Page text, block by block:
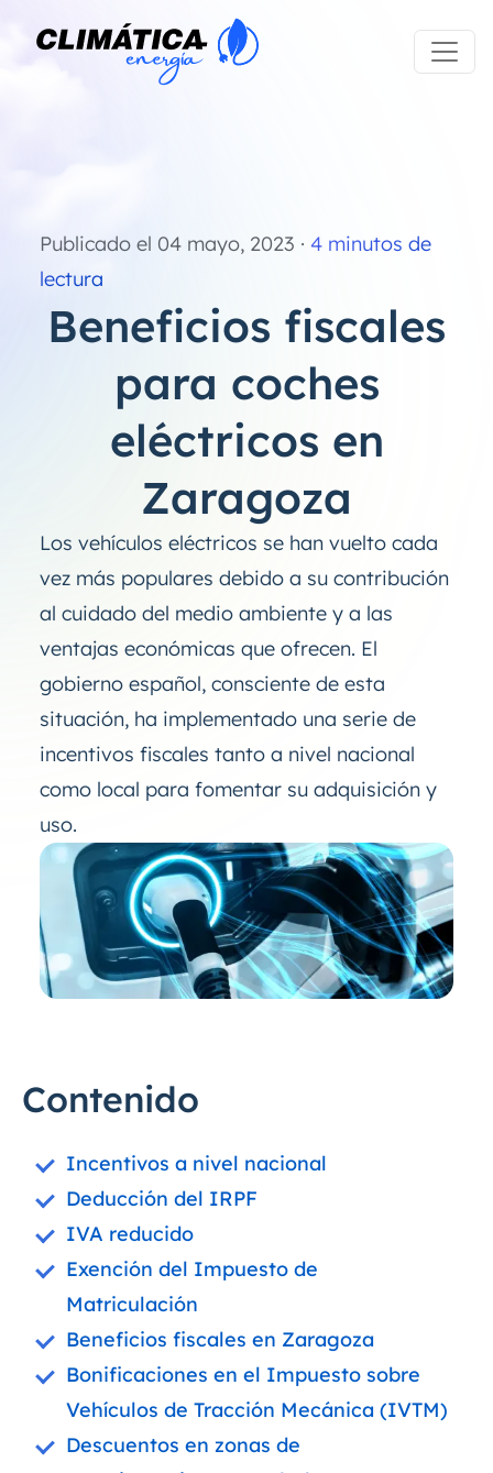
Publicado el 04 mayo, 2023 · 4 minutos de
lectura
Beneficios fiscales
para coches
eléctricos en
Zaragoza
Los vehículos eléctricos se han vuelto cada
vez más populares debido a su contribución
al cuidado del medio ambiente y a las
ventajas económicas que ofrecen. El
gobierno español, consciente de esta
situación, ha implementado una serie de
incentivos fiscales tanto a nivel nacional
como local para fomentar su adquisición y
uso.
Contenido
Incentivos a nivel nacional
Deducción del IRPF
IVA reducido
Exención del Impuesto de
Matriculación
Beneficios fiscales en Zaragoza
Bonificaciones en el Impuesto sobre
Vehículos de Tracción Mecánica (IVTM)
Descuentos en zonas de